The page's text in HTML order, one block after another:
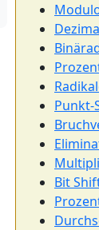
Punkt-
Bit